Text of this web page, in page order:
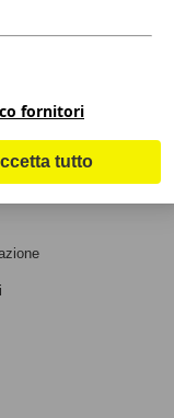
fornitori
tutto